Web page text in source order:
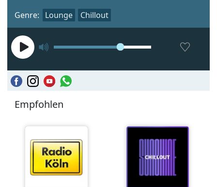
Genre: Lounge Chillout
Empfohlen